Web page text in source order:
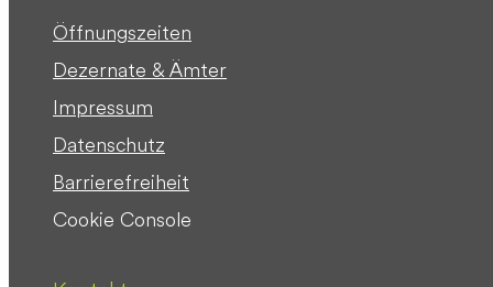
Öffnungszeiten
Dezernate & Ämter
Impressum
Datenschutz
Barrierefreiheit
Cookie Console